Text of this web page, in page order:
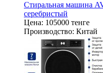
Стиральная машина
серебристый
Цена: 105000 тенге
Производство: Китай